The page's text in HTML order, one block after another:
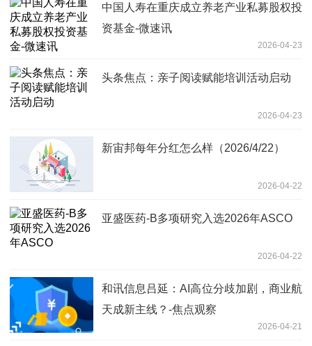
中国人寿在重庆成立养老产业私募股权投
资基金-微速讯
2026-04-23
头条焦点：亲子阅读赋能培训活动启动
2026-04-23
新宙邦每年分红怎么样（2026/4/22）
2026-04-22
亚盛医药-B多项研究入选2026年ASCO
2026-04-22
和讯信息吕延：AI高位分歧加剧，商业航
天成新主线？-焦点观察
2026-04-21